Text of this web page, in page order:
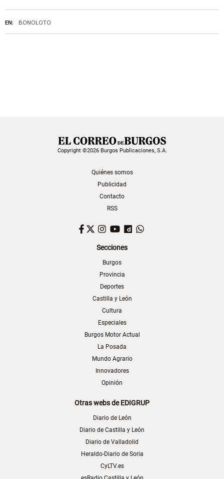
EN: BONOLOTO
Copyright ©2026 Burgos Publicaciones, S.A.
Quiénes somos
Publicidad
Contacto
RSS
Facebook
TwitterInstagram
YouTubeDailymotion
Secciones
Burgos
Provincia
Deportes
Castilla y León
Cultura
Especiales
Burgos Motor Actual
La Posada
Mundo Agrario
Innovadores
Opinión
Otras webs de EDIGRUP
Diario de León
Diario de Castilla y León
Diario de Valladolid
Heraldo-Diario de Soria
CyLTV.es